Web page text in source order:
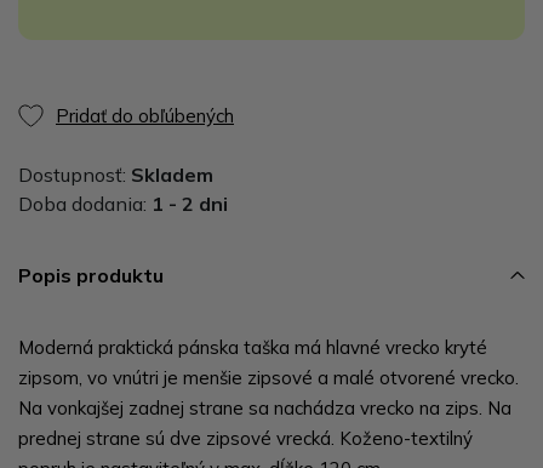
Pridať do obľúbených
Dostupnosť: Skladem
Doba dodania: 1 - 2 dni
Popis produktu
Moderná praktická pánska taška má hlavné vrecko kryté
zipsom, vo vnútri je menšie zipsové a malé otvorené vrecko.
Na vonkajšej zadnej strane sa nachádza vrecko na zips. Na
prednej strane sú dve zipsové vrecká. Koženo-textilný